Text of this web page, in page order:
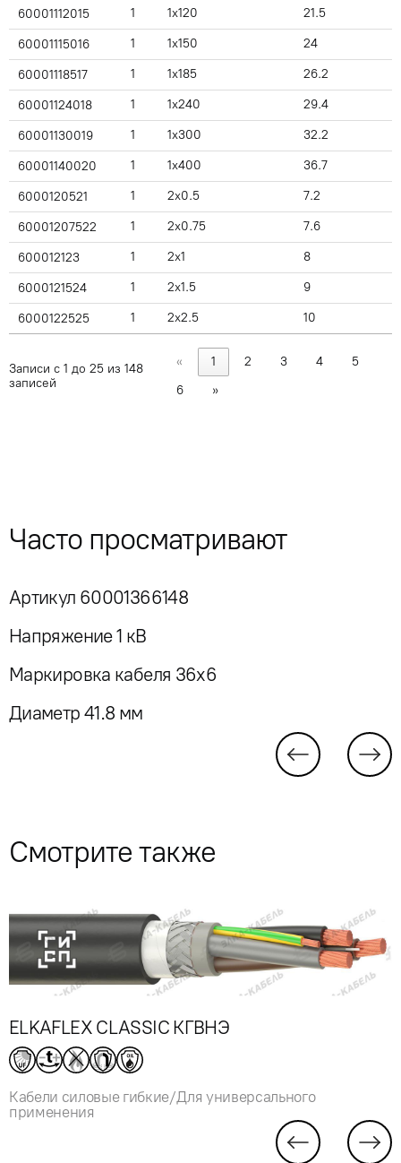
60001112015 1 1x120 21.5
60001115016 1 1x150 24
60001118517 1 1x185 26.2
60001124018 1 1x240 29.4
60001130019 1 1x300 32.2
60001140020 1 1x400 36.7
6000120521 1 2x0.5 7.2
60001207522 1 2x0.75 7.6
600012123 1 2x1 8
6000121524 1 2x1.5 9
6000122525 1 2x2.5 10
Записи с 1 до 25 из 148
записей
« 1 2 3 4
5
6
»
Часто просматривают
Артикул 60001366148
Напряжение 1 кВ
Маркировка кабеля 36x6
Диаметр 41.8 мм
Смотрите также
ELKAFLEX CLASSIC КГВНЭ
Кабели силовые гибкие/Для универсального
применения